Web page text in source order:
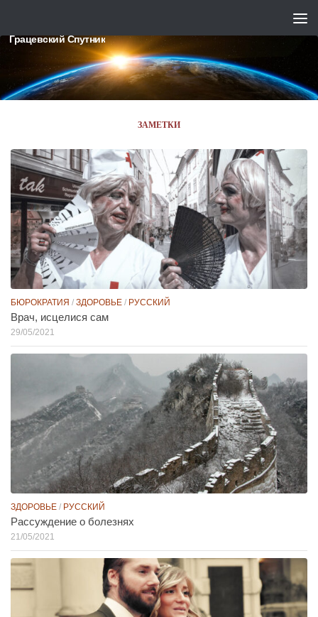
Грацевский Спутник
ЗАМЕТКИ
БЮРОКРАТИЯ / ЗДОРОВЬЕ / РУССКИЙ
Врач, исцелися сам
29/05/2021
ЗДОРОВЬЕ / РУССКИЙ
Рассуждение о болезнях
21/05/2021